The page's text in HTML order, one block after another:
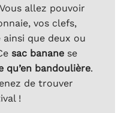
allez pouvoir
vos clefs,
que deux ou
sac banane se
qu’en bandoulière.
de trouver
!